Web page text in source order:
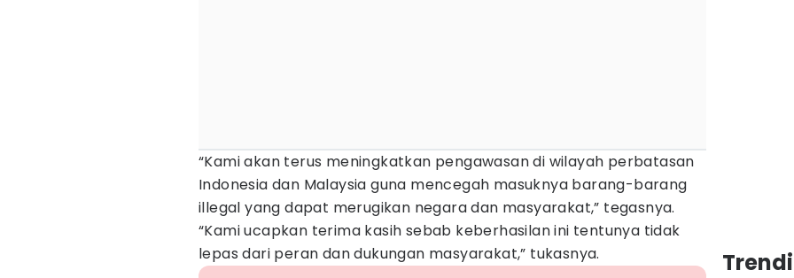
“Kami akan terus meningkatkan pengawasan di wilayah perbatasan
Indonesia dan Malaysia guna mencegah masuknya barang-barang
illegal yang dapat merugikan negara dan masyarakat,” tegasnya.
“Kami ucapkan terima kasih sebab keberhasilan ini tentunya tidak
lepas dari peran dan dukungan masyarakat,” tukasnya.